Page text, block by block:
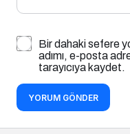
Bir dahaki sefere
adımı, e-posta
tarayıcıya kaydet.
YORUM GÖNDER